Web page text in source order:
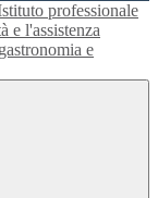
professionale
e l'assistenza
e